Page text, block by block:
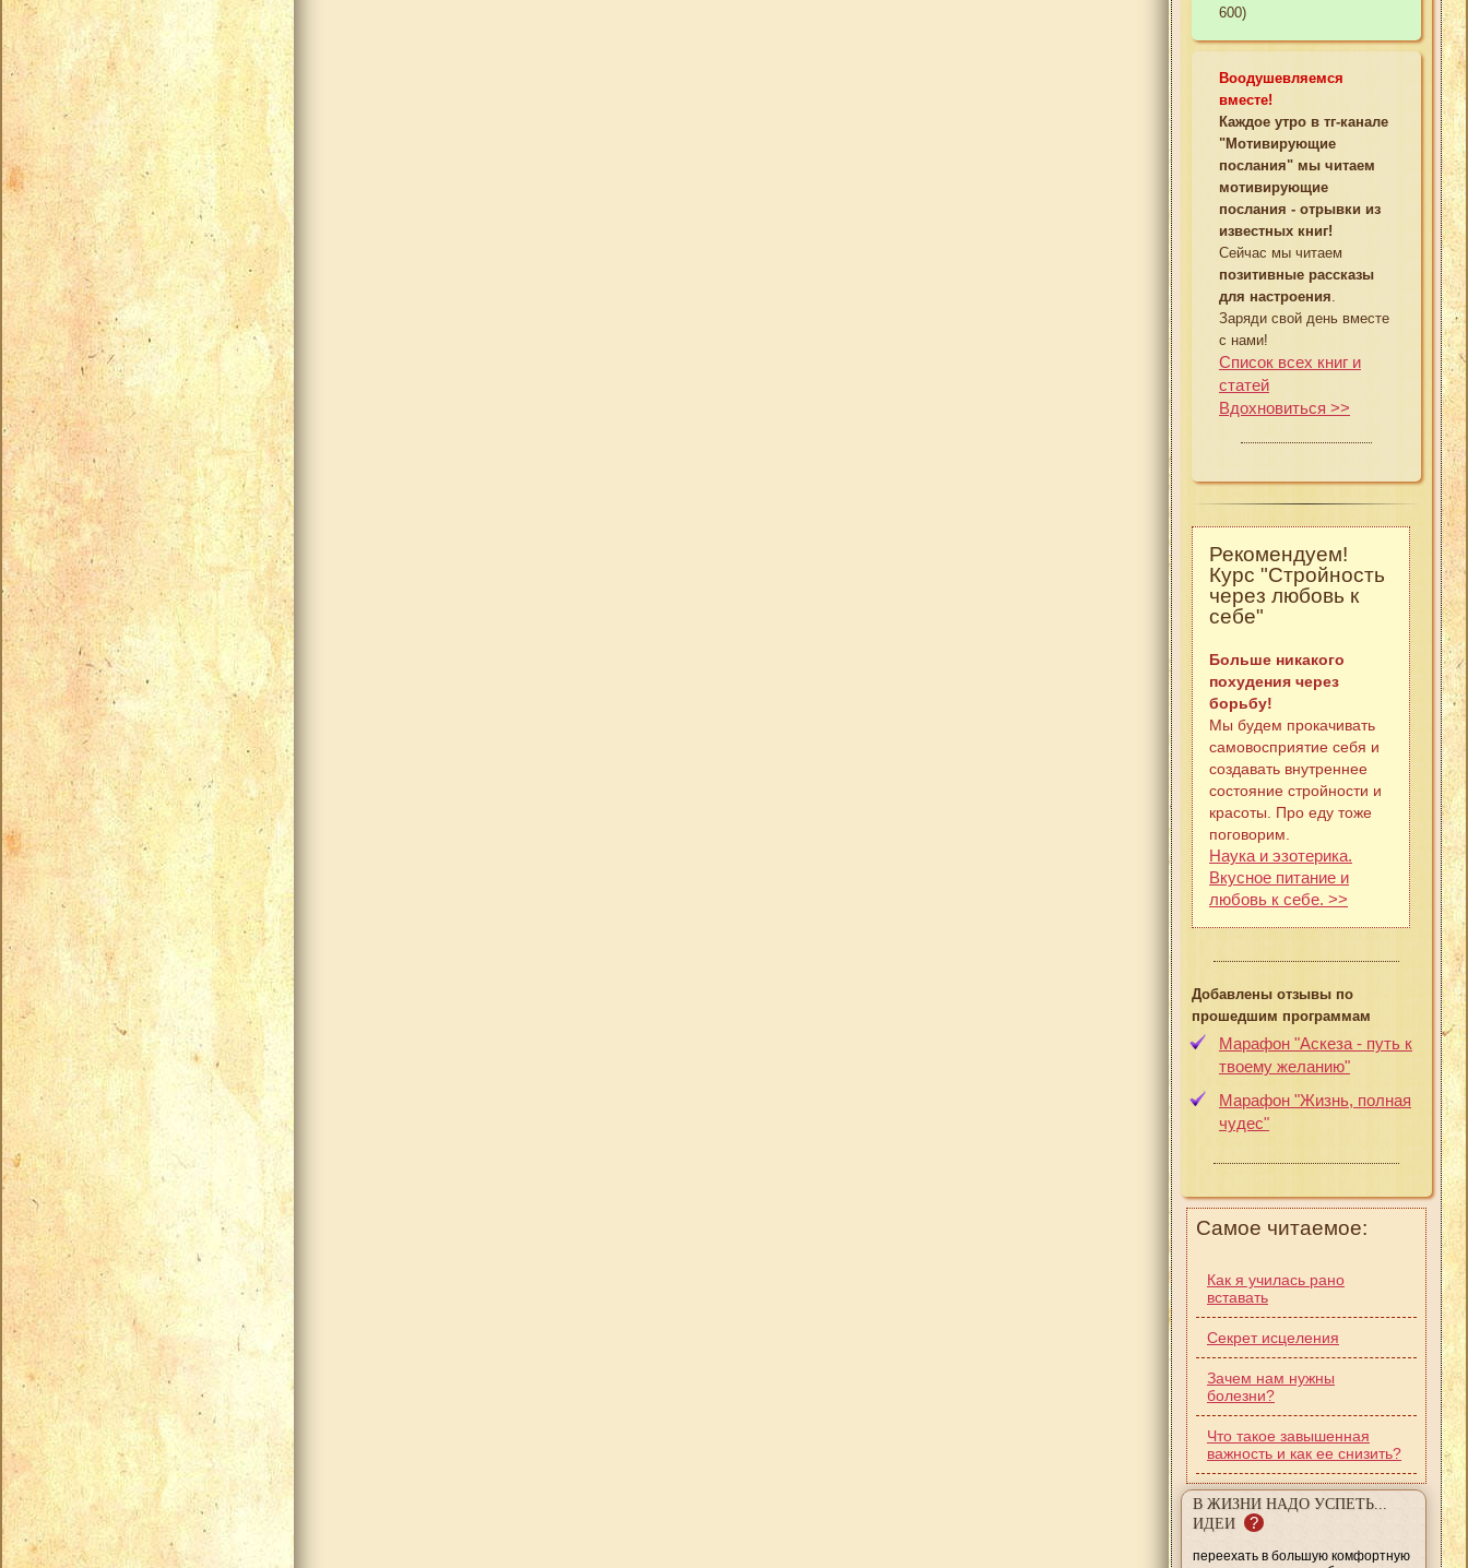
600)
Воодушевляемся
вместе!
Каждое утро в тг-канале
"Мотивирующие
послания" мы читаем
мотивирующие
послания - отрывки из
известных книг!
Сейчас мы читаем
позитивные рассказы
для настроения
Заряди свой день вместе
с нами!
Список всех книг и
статей
Вдохновиться >>
Рекомендуем!
Курс "Стройность
через любовь к
себе"
Больше никакого
похудения через
борьбу!
Мы будем прокачивать
самовосприятие себя и
создавать внутреннее
состояние стройности и
красоты. Про еду тоже
поговорим.
Наука и эзотерика.
Вкусное питание и
любовь к себе. >>
Добавлены отзывы по
прошедшим программам
Марафон "Аскеза - путь к
твоему желанию"
Марафон "Жизнь, полная
чудес"
Самое читаемое:
Как я училась рано
вставать
Секрет исцеления
Зачем нам нужны
болезни?
Что такое завышенная
важность и как ее снизить?
В ЖИЗНИ НАДО УСПЕТЬ...
ИДЕИ
?
переехать в большую комфортную